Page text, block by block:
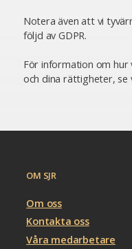
Notera även att vi
följd av GDPR.
För information om
och dina rättigheter, se
OM SJR
Om oss
Kontakta oss
Våra medarbetare